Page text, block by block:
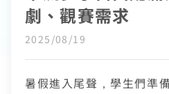
約申請
值服務
萬華限定
纖限時優惠
方案
慧生活方案
品介紹
裝查詢
劇、觀賽需求
2025/08/19
暑假進入尾聲，學生們準